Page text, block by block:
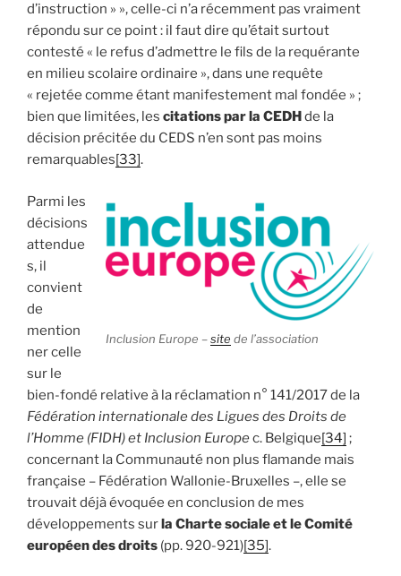
d’instruction » », celle-ci n’a récemment pas vraiment
répondu sur ce point : il faut dire qu’était surtout
contesté « le refus d’admettre le fils de la requérante
en milieu scolaire ordinaire », dans une requête
« rejetée comme étant manifestement mal fondée » ;
bien que limitées, les citations par la CEDHde la
décision précitée du CEDS n’en sont pas moins
remarquables[33].
Inclusion Europe –site de l’association
Parmi les
décisions
attendue
s, il
convient
de
mention
ner celle
sur le
bien-fondé relative à la réclamation n° 141/2017 de la
Fédération internationale des Ligues des Droits de
l’Homme (FIDH) et Inclusion Europec. Belgique[34] ;
concernant la Communauté non plus flamande mais
française – Fédération Wallonie-Bruxelles –, elle se
trouvait déjà évoquée en conclusion de mes
développements surla Charte sociale et le Comité
européen des droits (pp. 920-921)[35].